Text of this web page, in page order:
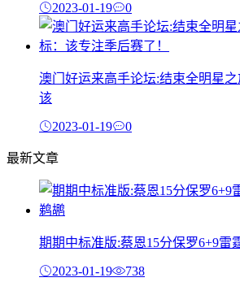
2023-01-19 0
澳门好运来高手论坛:结束全明星之
该
2023-01-19 0
最新文章
期期中标准版:蔡恩15分保罗6+9雷
2023-01-19 738